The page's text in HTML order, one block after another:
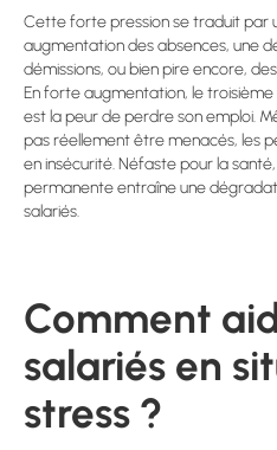
Cette forte pression se traduit par
augmentation des absences, une
démissions, ou bien pire encore,
En forte augmentation, le
est la peur de perdre son emploi.
pas réellement être menacés, les
en insécurité. Néfaste pour la
permanente entraîne une
salariés.
Comment
salariés en
stress ?